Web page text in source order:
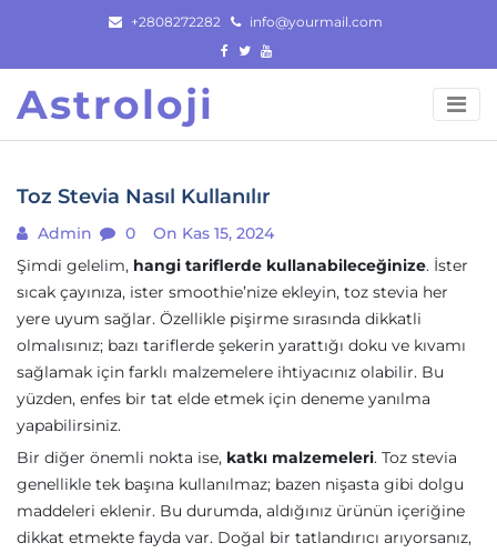
content
+2808272282 info@yourmail.com
Astroloji
Toz Stevia Nasıl Kullanılır
Admin 0
On Kas 15, 2024
Şimdi gelelim, hangi tariflerde kullanabileceğinize. İster
sıcak çayınıza, ister smoothie’nize ekleyin, toz stevia her
yere uyum sağlar. Özellikle pişirme sırasında dikkatli
olmalısınız; bazı tariflerde şekerin yarattığı doku ve kıvamı
sağlamak için farklı malzemelere ihtiyacınız olabilir. Bu
yüzden, enfes bir tat elde etmek için deneme yanılma
yapabilirsiniz.
Bir diğer önemli nokta ise, katkı malzemeleri. Toz stevia
genellikle tek başına kullanılmaz; bazen nişasta gibi dolgu
maddeleri eklenir. Bu durumda, aldığınız ürünün içeriğine
dikkat etmekte fayda var. Doğal bir tatlandırıcı arıyorsanız,